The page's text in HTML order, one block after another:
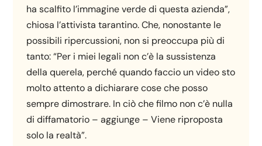
ha scalfito l’immagine verde di questa azienda”,
chiosa l’attivista tarantino. Che, nonostante le
possibili ripercussioni, non si preoccupa più di
tanto: “Per i miei legali non c’è la sussistenza
della querela, perché quando faccio un video sto
molto attento a dichiarare cose che posso
sempre dimostrare. In ciò che filmo non c’è nulla
di diffamatorio – aggiunge – Viene riproposta
solo la realtà”.